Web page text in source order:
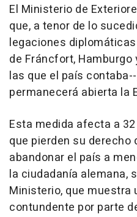
El Ministerio de
que, a tenor de lo
legaciones
de Fráncfort,
las que el país
permanecerá abierta la
Esta medida afecta a
que pierden su derecho
abandonar el país a
la ciudadanía alemana,
Ministerio, que muestra
contundente por parte